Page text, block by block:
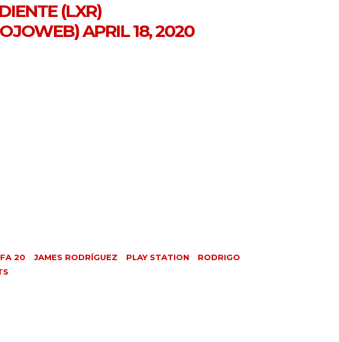
(LXR)
APRIL 18, 2020
20 JAMES RODRÍGUEZ PLAY STATION
RODRIGO